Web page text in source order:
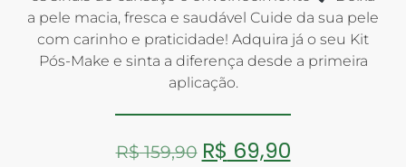
a pele macia, fresca e saudável Cuide da sua pele
com carinho e praticidade! Adquira já o seu Kit
Pós-Make e sinta a diferença desde a primeira
aplicação.
R$159,90 R$ 69,90